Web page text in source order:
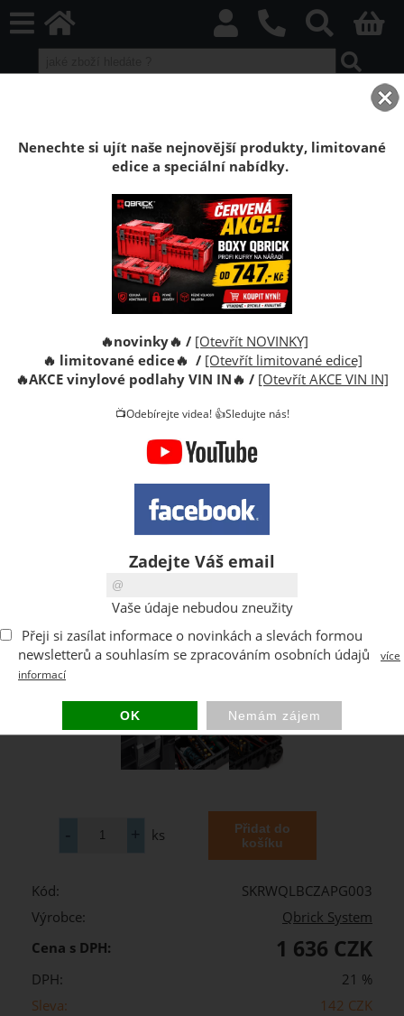
Kufr na nářadí s kolečky dlouhý Qbrick
Systém ONE Longer Basic
Pojízdný box na nářadí Qbrick System ONE Longer
Basic o objemu 50 litrů a úhlopříčka 806 mm.
ks
Kód:
SKRWQLBCZAPG003
Výrobce:
Qbrick System
Cena s DPH:
1 636 CZK
DPH:
21 %
Sleva:
142 CZK
Nenechte si ujít naše nejnovější produkty, limitované
edice a speciální nabídky.
🔥novinky🔥 / [Otevřít NOVINKY]
🔥 limitované edice🔥 / [Otevřít limitované edice]
🔥AKCE vinylové podlahy VIN IN🔥 / [Otevřít AKCE VIN IN]
📺Odebírejte videa! 👍Sledujte nás!
Zadejte Váš email
Vaše údaje nebudou zneužity
Přeji si zasílat informace o novinkách a slevách formou
newsletterů a souhlasím se zpracováním osobních údajů
více
informací